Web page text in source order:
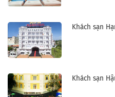
Khách sạn
Khách sạn